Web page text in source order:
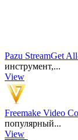
Pazu StreamGet
инструмент,...
View
Freemake Video
популярный...
View